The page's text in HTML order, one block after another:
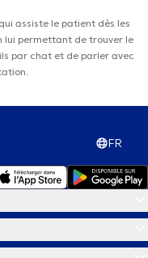
assiste le patient dès les
lui permettant de trouver le
par chat et de parler avec
FR